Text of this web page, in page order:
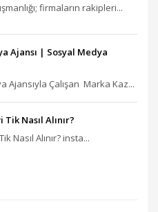
firmaların rakipleri...
Ajansı‎ | Sosyal Medya
Ajansıyla Çalışan Marka Kaz...
Nasıl Alınır?
Nasıl Alınır? insta...